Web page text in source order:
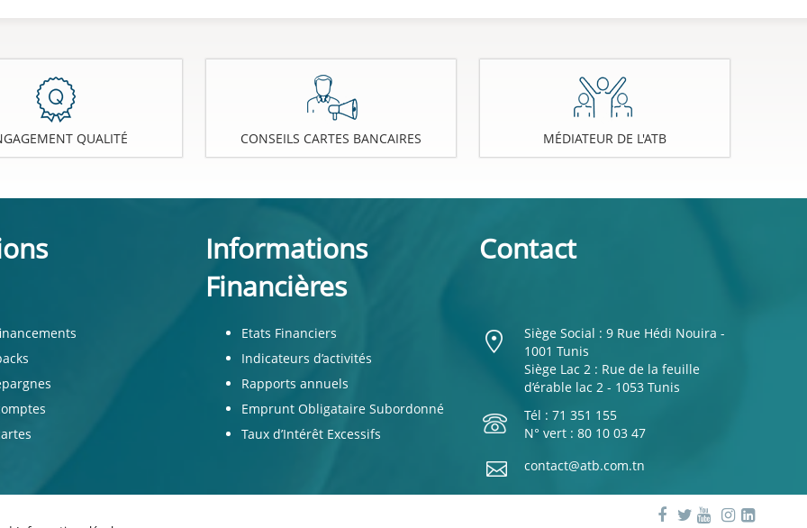
QUALITÉ CONSEILS CARTES BANCAIRES MÉDIATEUR DE L'ATB
Informations
Financières
Etats Financiers
Indicateurs d’activités
Rapports annuels
Emprunt Obligataire Subordonné
Taux d’Intérêt Excessifs
Contact
Siège Social : 9 Rue Hédi Nouira -
1001 Tunis
Siège Lac 2 : Rue de la feuille
d’érable lac 2 - 1053 Tunis
Tél : 71 351 155
N° vert : 80 10 03 47
contact@atb.com.tn